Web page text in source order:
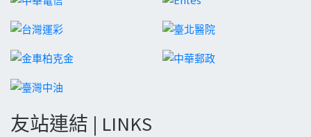
友站連結 | LINKS